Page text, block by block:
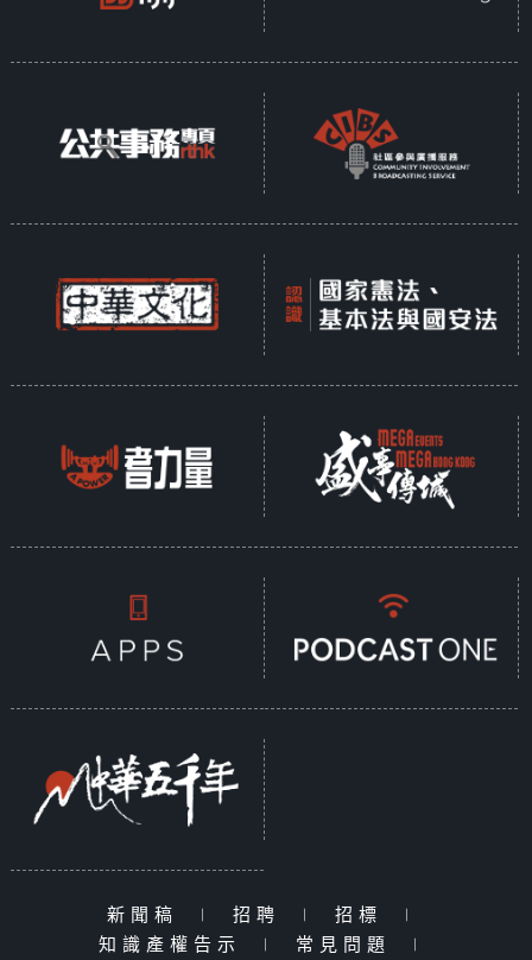
新聞稿 | 招聘 | 招標
|
知識產權告示
| 常見問題 |